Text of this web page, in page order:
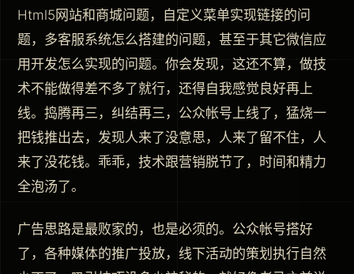
Html5网站和商城问题，自定义菜单实现链接的问
题，多客服系统怎么搭建的问题，甚至于其它微信应
用开发怎么实现的问题。你会发现，这还不算，做技
术不能做得差不多了就行，还得自我感觉良好再上
线。捣腾再三，纠结再三，公众帐号上线了，猛烧一
把钱推出去，发现人来了没意思，人来了留不住，人
来了没花钱。乖乖，技术跟营销脱节了，时间和精力
全泡汤了。
广告思路是最败家的，也是必须的。公众帐号搭好
了，各种媒体的推广投放，线下活动的策划执行自然